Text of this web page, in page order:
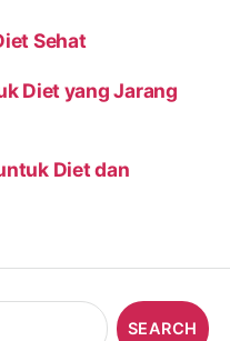
Sehat
Diet yang Jarang
Diet dan